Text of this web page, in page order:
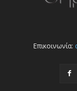
Επικοινωνία: